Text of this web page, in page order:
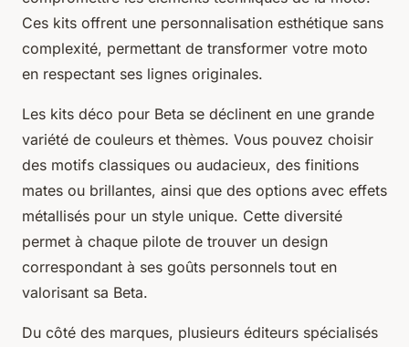
Ces kits offrent une personnalisation esthétique sans
complexité, permettant de transformer votre moto
en respectant ses lignes originales.
Les kits déco pour Beta se déclinent en une grande
variété de couleurs et thèmes. Vous pouvez choisir
des motifs classiques ou audacieux, des finitions
mates ou brillantes, ainsi que des options avec effets
métallisés pour un style unique. Cette diversité
permet à chaque pilote de trouver un design
correspondant à ses goûts personnels tout en
valorisant sa Beta.
Du côté des marques, plusieurs éditeurs spécialisés